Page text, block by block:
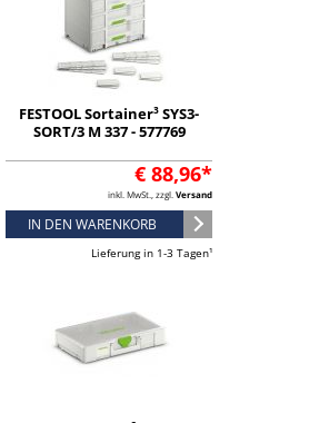
FESTOOL Sortainer³ SYS3-
SORT/3 M 337 - 577769
€ 88,96*
inkl. MwSt., zzgl. Versand
IN DEN WARENKORB
Lieferung in 1-3 Tagen¹